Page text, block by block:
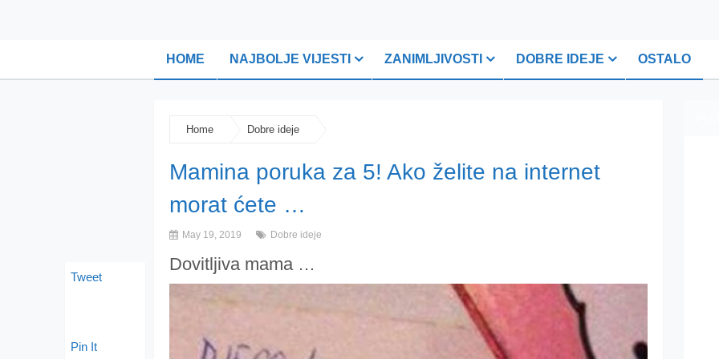
HOME NAJBOLJE VIJESTI ZANIMLJIVOSTI DOBRE IDEJE OSTALO
Home Dobre ideje
Mamina poruka za 5! Ako želite na internet
morat ćete …
May 19, 2019 Dobre ideje
Dovitljiva mama …
Tweet
Pin It